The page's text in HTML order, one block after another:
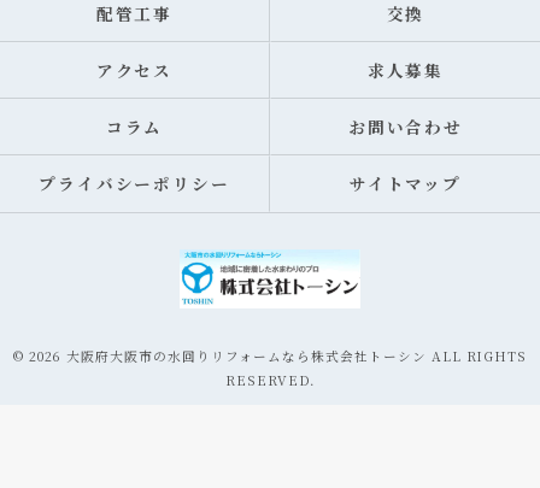
配管工事 交換
アクセス 求人募集
コラム お問い合わせ
プライバシーポリシー サイトマップ
© 2026 大阪府大阪市の水回りリフォームなら株式会社トーシン ALL RIGHTS
RESERVED.